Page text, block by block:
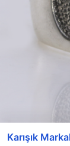
Karışık